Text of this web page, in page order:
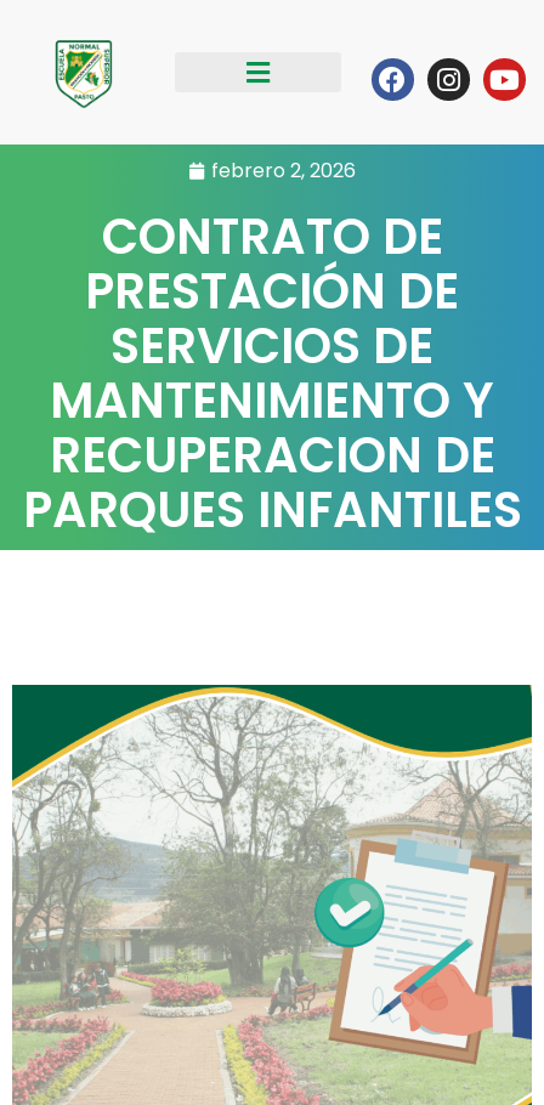
contenido
Facebook
febrero 2, 2026
CONTRATO DE
PRESTACIÓN DE
SERVICIOS DE
MANTENIMIENTO Y
RECUPERACION DE
PARQUES INFANTILES